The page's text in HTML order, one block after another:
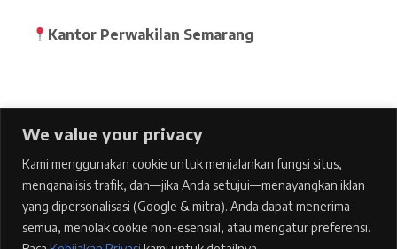
We value your privacy
Kami menggunakan cookie untuk menjalankan fungsi situs,
menganalisis trafik, dan—jika Anda setujui—menayangkan iklan
yang dipersonalisasi (Google & mitra). Anda dapat menerima
semua, menolak cookie non-esensial, atau mengatur preferensi.
Kantor Perwakilan Semarang
Home
pages
Features
Blog